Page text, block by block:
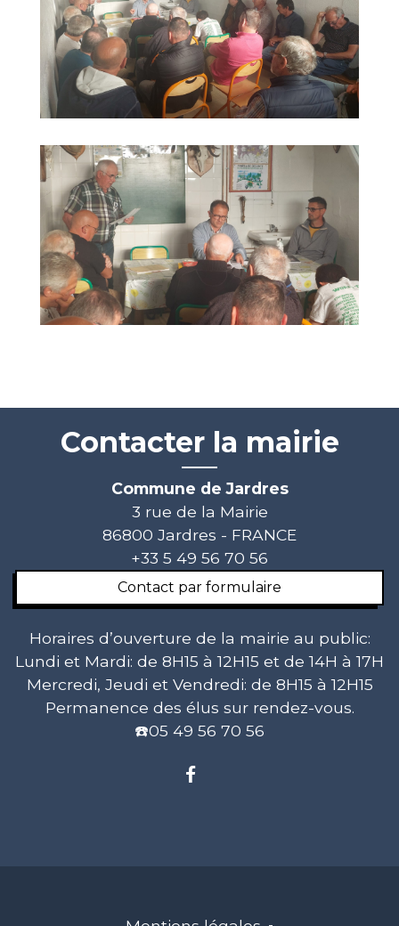
Contacter la mairie
Commune de Jardres
3 rue de la Mairie
86800 Jardres - FRANCE
+33 5 49 56 70 56
Contact par formulaire
Horaires d’ouverture de la mairie au public:
Lundi et Mardi: de 8H15 à 12H15 et de 14H à 17H
Mercredi, Jeudi et Vendredi: de 8H15 à 12H15
Permanence des élus sur rendez-vous.
☎️05 49 56 70 56